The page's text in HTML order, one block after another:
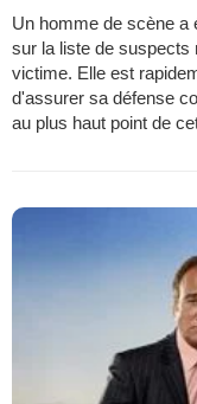
Un homme de scène a
sur la liste de suspects
victime. Elle est
d'assurer sa défense
au plus haut point de